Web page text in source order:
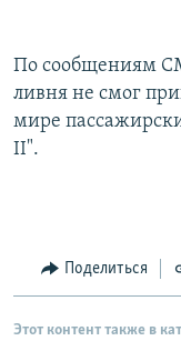
По сообщениям
ливня не смог
мире
II".
Поделиться
Этот контент также в